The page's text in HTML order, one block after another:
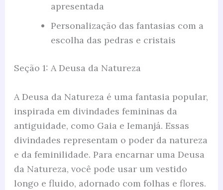
apresentada
Personalização das fantasias com a
escolha das pedras e cristais
Seção 1: A Deusa da Natureza
A Deusa da Natureza é uma fantasia popular,
inspirada em divindades femininas da
antiguidade, como Gaia e Iemanjá. Essas
divindades representam o poder da natureza
e da feminilidade. Para encarnar uma Deusa
da Natureza, você pode usar um vestido
longo e fluido, adornado com folhas e flores.